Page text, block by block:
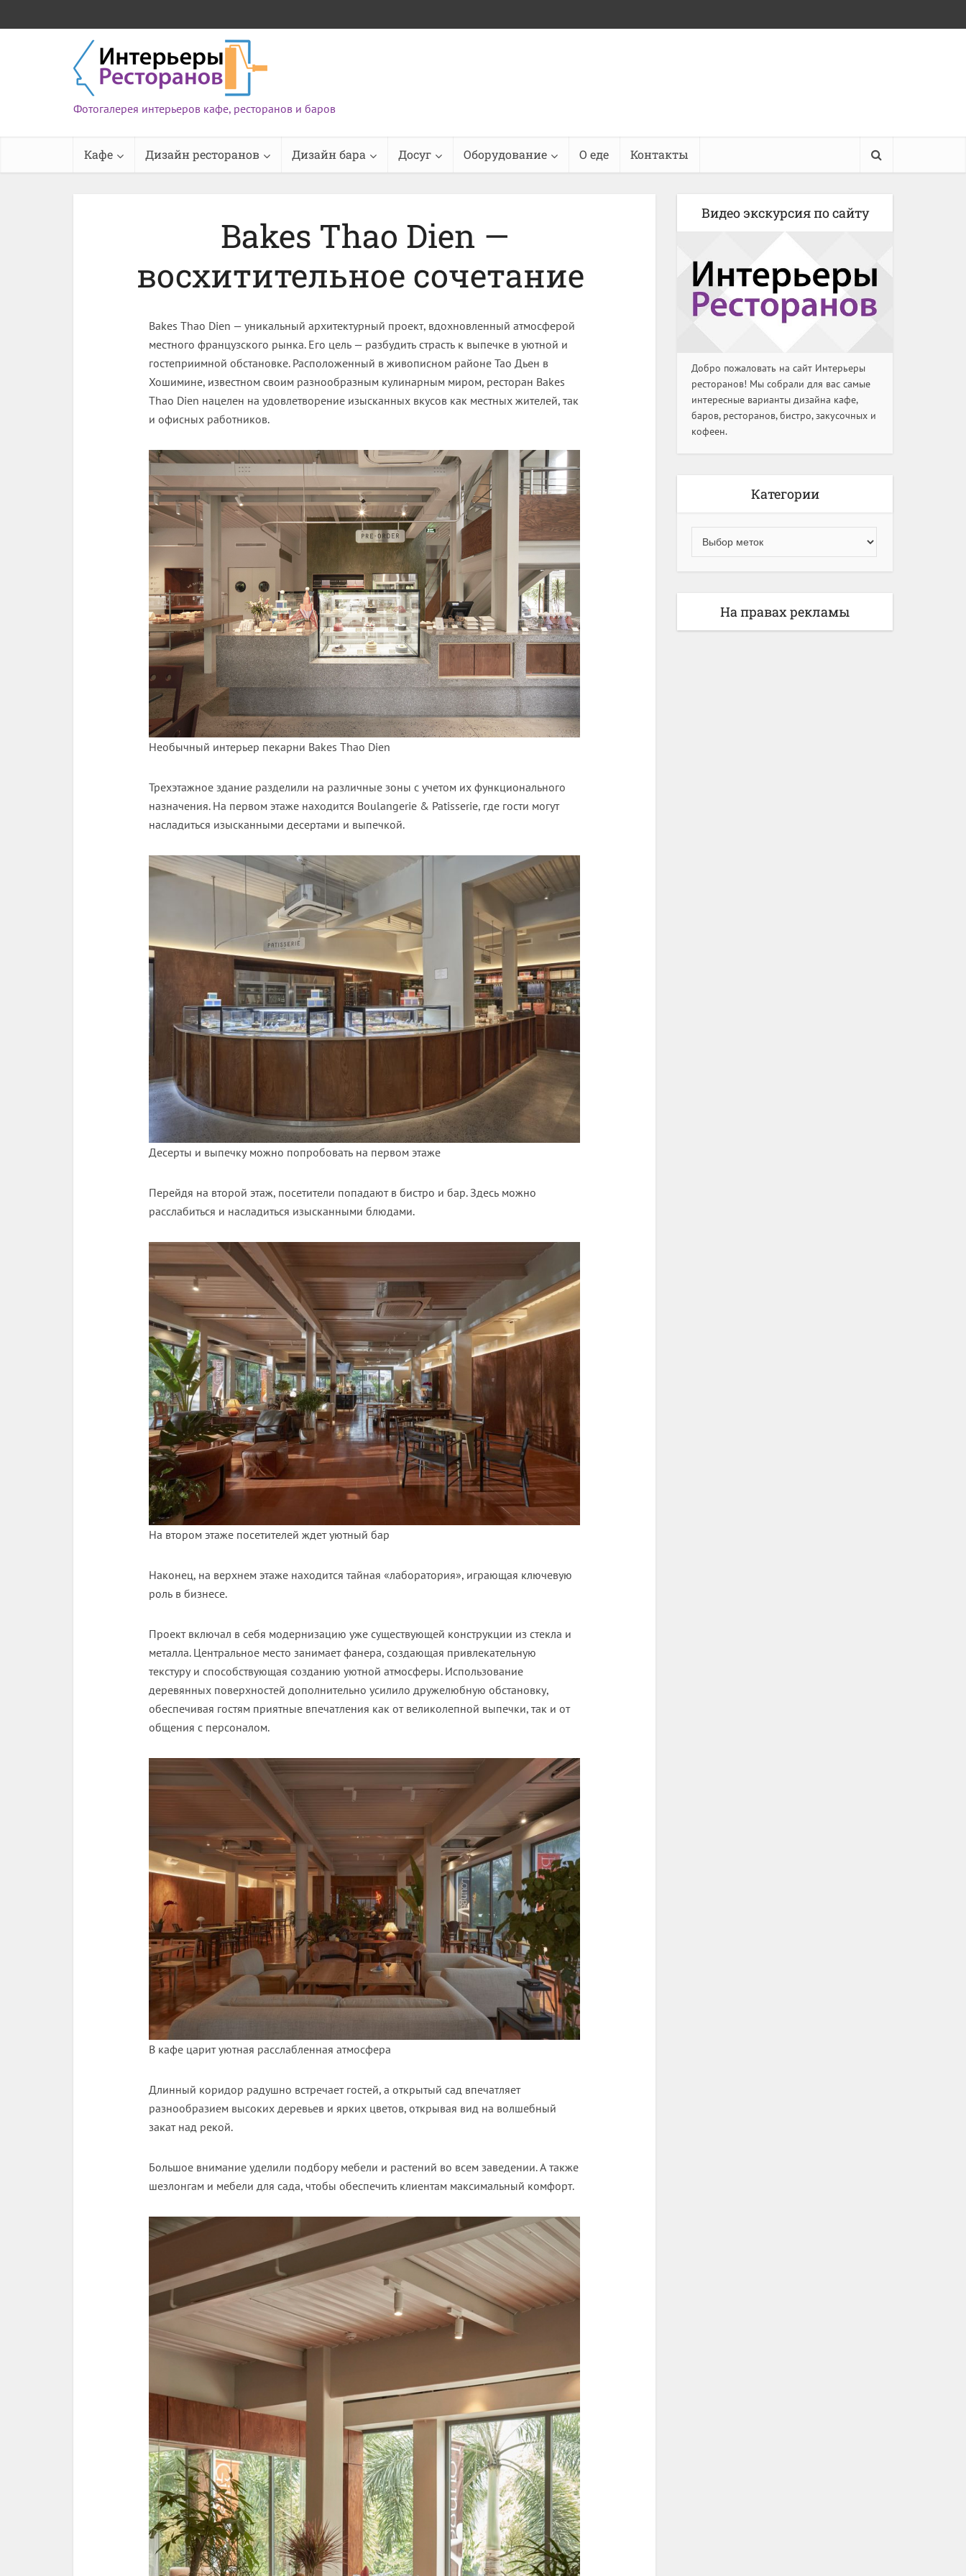
Фотогалерея интерьеров кафе, ресторанов и баров
Кафе Дизайн ресторанов Дизайн бара Досуг Оборудование О еде Контакты
Bakes Thao Dien —
восхитительное сочетание
Bakes Thao Dien — уникальный архитектурный проект, вдохновленный атмосферой
местного французского рынка. Его цель — разбудить страсть к выпечке в уютной и
гостеприимной обстановке. Расположенный в живописном районе Тао Дьен в
Хошимине, известном своим разнообразным кулинарным миром, ресторан Bakes
Thao Dien нацелен на удовлетворение изысканных вкусов как местных жителей, так
и офисных работников.
Необычный интерьер пекарни Bakes Thao Dien
Трехэтажное здание разделили на различные зоны с учетом их функционального
назначения. На первом этаже находится Boulangerie & Patisserie, где гости могут
насладиться изысканными десертами и выпечкой.
Десерты и выпечку можно попробовать на первом этаже
Перейдя на второй этаж, посетители попадают в бистро и бар. Здесь можно
расслабиться и насладиться изысканными блюдами.
На втором этаже посетителей ждет уютный бар
Наконец, на верхнем этаже находится тайная «лаборатория», играющая ключевую
роль в бизнесе.
Проект включал в себя модернизацию уже существующей конструкции из стекла и
металла. Центральное место занимает фанера, создающая привлекательную
текстуру и способствующая созданию уютной атмосферы. Использование
деревянных поверхностей дополнительно усилило дружелюбную обстановку,
обеспечивая гостям приятные впечатления как от великолепной выпечки, так и от
общения с персоналом.
В кафе царит уютная расслабленная атмосфера
Длинный коридор радушно встречает гостей, а открытый сад впечатляет
разнообразием высоких деревьев и ярких цветов, открывая вид на волшебный
закат над рекой.
Большое внимание уделили подбору мебели и растений во всем заведении. А также
шезлонгам и мебели для сада, чтобы обеспечить клиентам максимальный комфорт.
Видео экскурсия по сайту
Добро пожаловать на сайт Интерьеры
ресторанов! Мы собрали для вас самые
интересные варианты дизайна кафе,
баров, ресторанов, бистро, закусочных и
кофеен.
Категории
На правах рекламы